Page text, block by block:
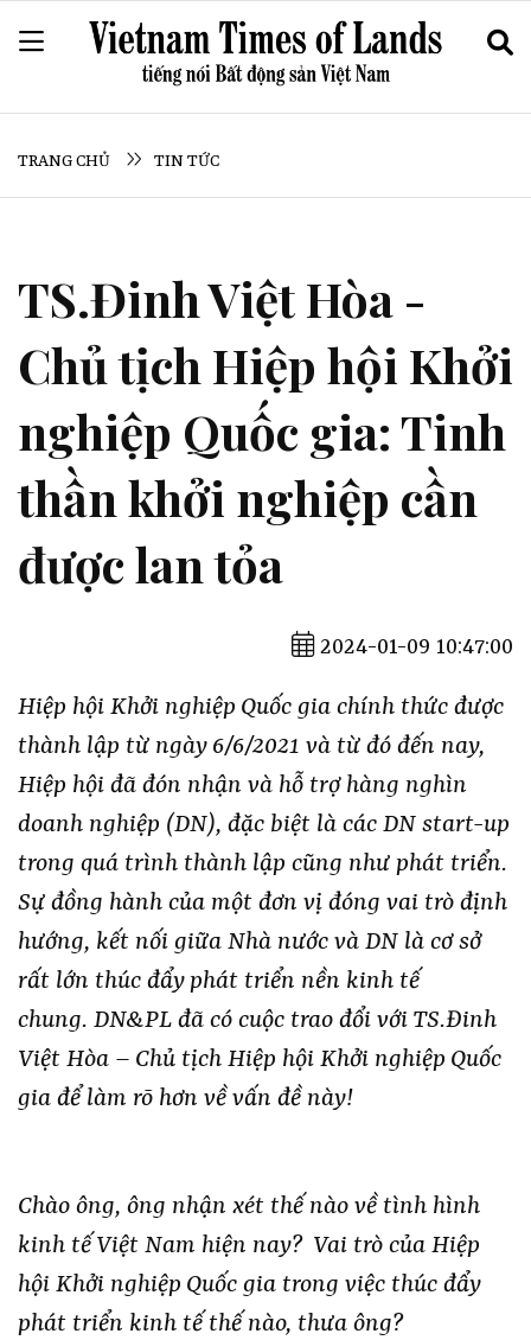
TRANG CHỦ TIN TỨC
TS.Đinh Việt Hòa -
Chủ tịch Hiệp hội Khởi
nghiệp Quốc gia: Tinh
thần khởi nghiệp cần
được lan tỏa
2024-01-09 10:47:00
Hiệp hội Khởi nghiệp Quốc gia chính thức được
thành lập từ ngày 6/6/2021 và từ đó đến nay,
Hiệp hội đã đón nhận và hỗ trợ hàng nghìn
doanh nghiệp (DN), đặc biệt là các DN start-up
trong quá trình thành lập cũng như phát triển.
Sự đồng hành của một đơn vị đóng vai trò định
hướng, kết nối giữa Nhà nước và DN là cơ sở
rất lớn thúc đẩy phát triển nền kinh tế
chung. DN&PL đã có cuộc trao đổi với TS.Đinh
Việt Hòa – Chủ tịch Hiệp hội Khởi nghiệp Quốc
gia để làm rõ hơn về vấn đề này!
Chào ông, ông nhận xét thế nào về tình hình
kinh tế Việt Nam hiện nay? Vai trò của Hiệp
hội Khởi nghiệp Quốc gia trong việc thúc đẩy
phát triển kinh tế thế nào, thưa ông?